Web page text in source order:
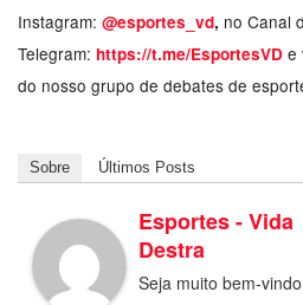
Instagram: @esportes_vd, no Canal
Telegram: https://t.me/EsportesVD e
do nosso grupo de debates de
Sobre Últimos Posts
Esportes - Vida
Destra
Seja muito bem-